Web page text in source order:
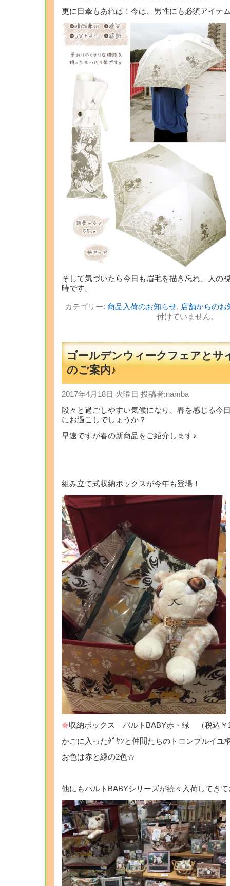
更に日傘もあれば！今は、男性にも必須アイテ
そして気づいたら今日も眉毛を描き忘れ、人の
時です。
カテゴリー: 商品入荷のお知らせ, 店舗からのお
付けていません。
ゴールデンウィークフェアとサ
のご案内♪
2017年4月18日 火曜日 投稿者:namba
段々と過ごしやすい気候になり、春を感じる今
にお過ごしでしょうか？
早速ですが春の新商品をご紹介します♪
組み立て式収納ボックスが今年も登場！
収納ボックス バルトBABY赤・緑 （税込￥
かごに入ったﾀﾞﾔﾝと仲間たちのトロンプルイユ
お色は赤と緑の2色☆
他にもバルトBABYシリーズが続々入荷してき